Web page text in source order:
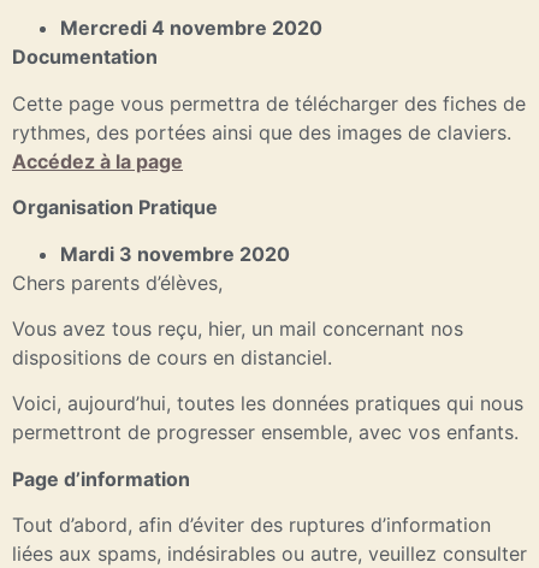
Mercredi 4 novembre 2020
Documentation
Cette page vous permettra de télécharger des fiches de
rythmes, des portées ainsi que des images de claviers.
Accédez à la page
Organisation Pratique
Mardi 3 novembre 2020
Chers parents d’élèves,
Vous avez tous reçu, hier, un mail concernant nos
dispositions de cours en distanciel.
Voici, aujourd’hui, toutes les données pratiques qui nous
permettront de progresser ensemble, avec vos enfants.
Page d’information
Tout d’abord, afin d’éviter des ruptures d’information
liées aux spams, indésirables ou autre, veuillez consulter